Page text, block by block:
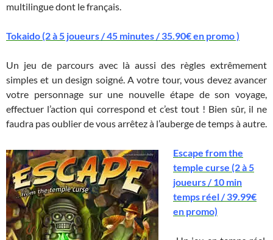
multilingue dont le français.
Tokaido (2 à 5 joueurs / 45 minutes / 35.90€ en promo )
Un jeu de parcours avec là aussi des règles extrêmement
simples et un design soigné. A votre tour, vous devez avancer
votre personnage sur une nouvelle étape de son voyage,
effectuer l’action qui correspond et c’est tout ! Bien sûr, il ne
faudra pas oublier de vous arrêtez à l’auberge de temps à autre.
Escape from the
temple curse (2 à 5
joueurs / 10 min
temps réel / 39.99€
en promo)